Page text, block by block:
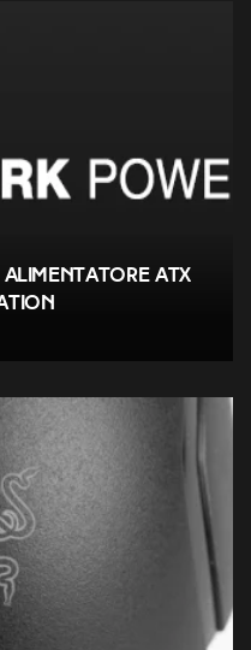
alimentatore ATX